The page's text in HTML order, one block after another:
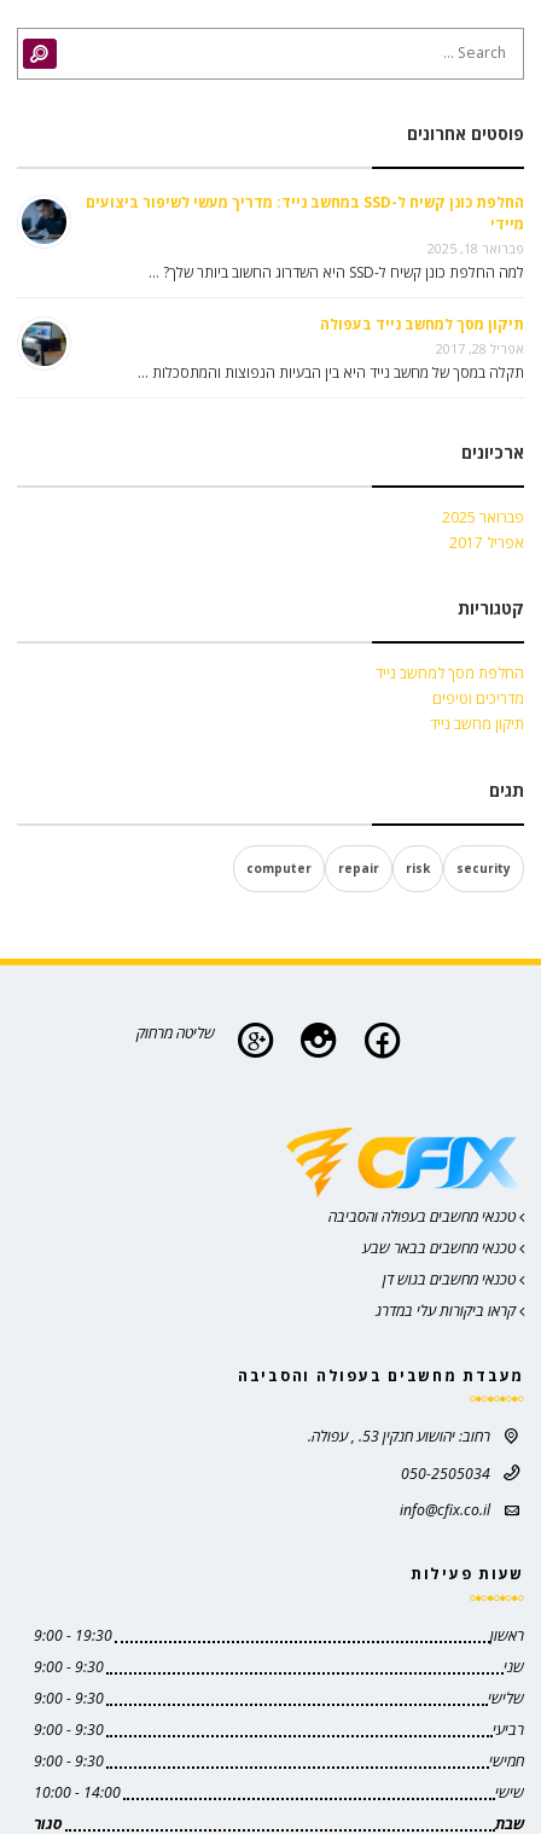
פוסטים אחרונים
החלפת כונן קשיח ל-SSD במחשב נייד: מדריך מעשי לשיפור ביצועים
מיידי
פברואר 18, 2025
למה החלפת כונן קשיח ל-SSD היא השדרוג החשוב ביותר שלך? …
תיקון מסך למחשב נייד בעפולה
אפריל 28, 2017
תקלה במסך של מחשב נייד היא בין הבעיות הנפוצות והמתסכלות …
ארכיונים
פברואר 2025
אפריל 2017
קטגוריות
החלפת מסך למחשב נייד
מדריכים וטיפים
תיקון מחשב נייד
תגים
computer repair risk security
שליטה מרחוק
טכנאי מחשבים בעפולה והסביבה
טכנאי מחשבים בבאר שבע
טכנאי מחשבים בגוש דן
קראו ביקורות עלי במדרג
מעבדת מחשבים בעפולה והסביבה
רחוב: יהושוע חנקין 53. , עפולה.
050-2505034
info@cfix.co.il
שעות פעילות
ראשון
19:30 - 9:00
שני
9:30 - 9:00
שלישי
9:30 - 9:00
רביעי
9:30 - 9:00
חמישי
9:30 - 9:00
שישי
14:00 - 10:00
שבת
סגור